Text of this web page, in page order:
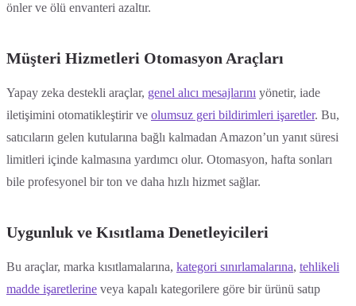
önler ve ölü envanteri azaltır.
Müşteri Hizmetleri Otomasyon Araçları
Yapay zeka destekli araçlar, genel alıcı mesajlarını yönetir, iade
iletişimini otomatikleştirir ve olumsuz geri bildirimleri işaretler. Bu,
satıcıların gelen kutularına bağlı kalmadan Amazon’un yanıt süresi
limitleri içinde kalmasına yardımcı olur. Otomasyon, hafta sonları
bile profesyonel bir ton ve daha hızlı hizmet sağlar.
Uygunluk ve Kısıtlama Denetleyicileri
Bu araçlar, marka kısıtlamalarına, kategori sınırlamalarına, tehlikeli
madde işaretlerine veya kapalı kategorilere göre bir ürünü satıp